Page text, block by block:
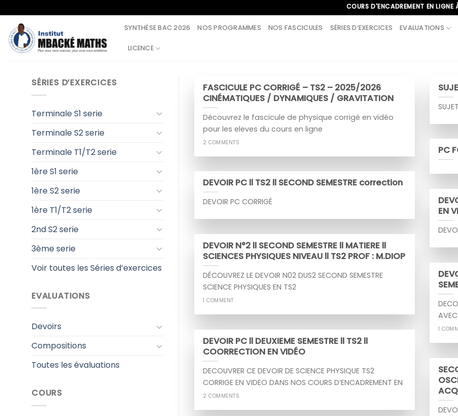
to
content
COURS D'ENCADREMENT EN LIGNE À
SYNTHÈSE BAC 2026 NOS PROGRAMMES NOS FASCICULES SÉRIES D’EXERCICES EVALUATIONS
LICENCE
SÉRIES D’EXERCICES
Terminale S1 serie
Terminale S2 serie
Terminale T1/T2 serie
1ère S1 serie
1ère S2 serie
1ère T1/T2 serie
2nd S2 serie
3ème serie
Voir toutes les Séries d’exercices
EVALUATIONS
Devoirs
Compositions
Toutes les évaluations
COURS
FASCICULE PC CORRIGÉ – TS2 – 2025/2026
CINÉMATIQUES / DYNAMIQUES / GRAVITATION
Découvrez le fascicule de physique corrigé en vidéo
pour les eleves du cours en ligne
2 COMMENTS
PC
DEVOIR PC ll TS2 ll SECOND SEMESTRE correction
DEVOIR PC CORRIGÉ
EN
DEVOIR N°2 ll SECOND SEMESTRE ll MATIERE ll
SCIENCES PHYSIQUES NIVEAU ll TS2 PROF : M.DIOP
DÉCOUVREZ LE DEVOIR N02 DUS2 SECOND SEMESTRE
SCIENCE PHYSIQUES EN TS2
1 COMMENT
1
DEVOIR PC ll DEUXIEME SEMESTRE ll TS2 ll
COORRECTION EN VIDÉO
DECOUVRER CE DEVOIR DE SCIENCE PHYSIQUE TS2
CORRIGE EN VIDEO DANS NOS COURS D’ENCADREMENT EN
2 COMMENTS